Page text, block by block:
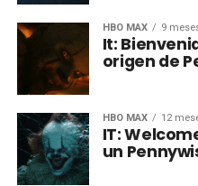
HBO MAX 9
It:
origen de
HBO MAX 12
IT:
un